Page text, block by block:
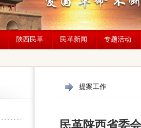
陕西民革 民革新闻 专题活动
提案工作
民革陕西省委